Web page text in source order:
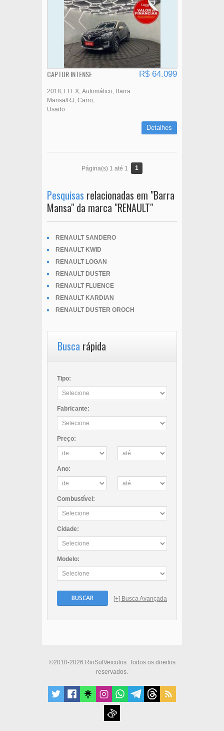
CAPTUR INTENSE R$ 64.099
2018 FLEX Automático
Barra
Mansa/RJ Carro
Usado
Detalhes
Página(s) 1 até 1 1
Pesquisas relacionadas em "Barra
Mansa" da marca "RENAULT"
RENAULT SANDERO
RENAULT KWID
RENAULT LOGAN
RENAULT DUSTER
RENAULT FLUENCE
RENAULT KARDIAN
RENAULT DUSTER OROCH
Busca rápida
Tipo:
Fabricante:
Preço:
Ano:
Combustível:
Cidade:
Modelo:
BUSCAR [+] Busca Avançada
©2010-2026 RioSulVeiculos. Todos os direitos
reservados.